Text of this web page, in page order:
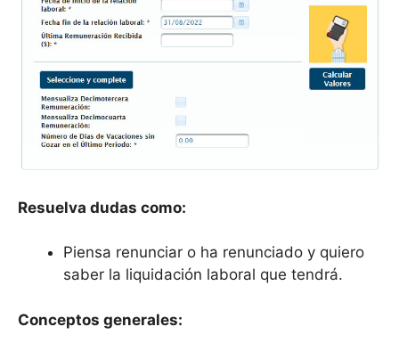
Resuelva dudas como:
Piensa renunciar o ha renunciado y quiero
saber la liquidación laboral que tendrá.
Conceptos generales: